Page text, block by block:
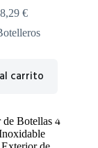
€
carrito